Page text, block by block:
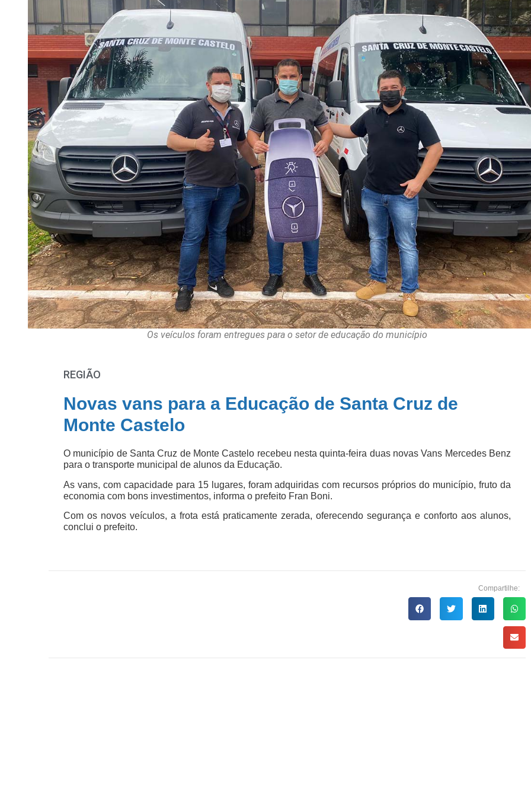
Os veículos foram entregues para o setor de educação do município
REGIÃO
Novas vans para a Educação de Santa Cruz de
Monte Castelo
O município de Santa Cruz de Monte Castelo recebeu nesta quinta-feira duas novas Vans Mercedes Benz
para o transporte municipal de alunos da Educação.
As vans, com capacidade para 15 lugares, foram adquiridas com recursos próprios do município, fruto da
economia com bons investimentos, informa o prefeito Fran Boni.
Com os novos veículos, a frota está praticamente zerada, oferecendo segurança e conforto aos alunos,
conclui o prefeito.
Compartilhe: